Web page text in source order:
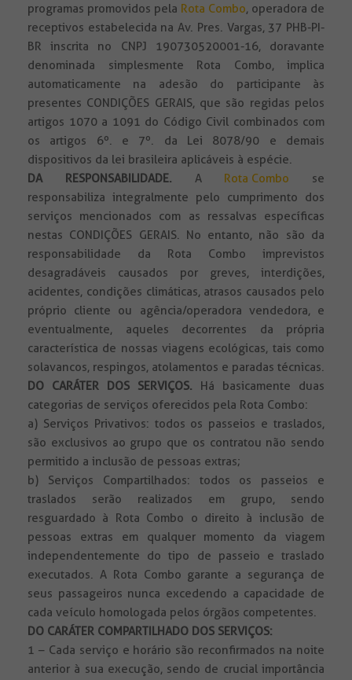
programas promovidos pela Rota Combo, operadora de
receptivos estabelecida na Av. Pres. Vargas, 37 PHB-PI-
BR inscrita no CNPJ 190730520001-16, doravante
denominada simplesmente Rota Combo, implica
automaticamente na adesão do participante às
presentes CONDIÇÕES GERAIS, que são regidas pelos
artigos 1070 a 1091 do Código Civil combinados com
os artigos 6º. e 7º. da Lei 8078/90 e demais
dispositivos da lei brasileira aplicáveis à espécie.
DA RESPONSABILIDADE. A Rota Combo se
responsabiliza integralmente pelo cumprimento dos
serviços mencionados com as ressalvas específicas
nestas CONDIÇÕES GERAIS. No entanto, não são da
responsabilidade da Rota Combo imprevistos
desagradáveis causados por greves, interdições,
acidentes, condições climáticas, atrasos causados pelo
próprio cliente ou agência/operadora vendedora, e
eventualmente, aqueles decorrentes da própria
característica de nossas viagens ecológicas, tais como
solavancos, respingos, atolamentos e paradas técnicas.
DO CARÁTER DOS SERVIÇOS. Há basicamente duas
categorias de serviços oferecidos pela Rota Combo:
a) Serviços Privativos: todos os passeios e traslados,
são exclusivos ao grupo que os contratou não sendo
permitido a inclusão de pessoas extras;
b) Serviços Compartilhados: todos os passeios e
traslados serão realizados em grupo, sendo
resguardado à Rota Combo o direito à inclusão de
pessoas extras em qualquer momento da viagem
independentemente do tipo de passeio e traslado
executados. A Rota Combo garante a segurança de
seus passageiros nunca excedendo a capacidade de
cada veículo homologada pelos órgãos competentes.
DO CARÁTER COMPARTILHADO DOS SERVIÇOS:
1 – Cada serviço e horário são reconfirmados na noite
anterior à sua execução, sendo de crucial importância